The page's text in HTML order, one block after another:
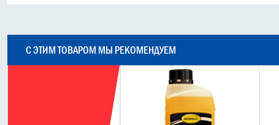
С ЭТИМ ТОВАРОМ МЫ РЕКОМЕНДУЕМ